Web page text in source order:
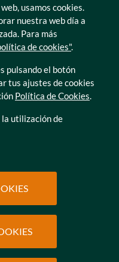
2026
usamos cookies.
nuestra web día a
Para más
de cookies".
pulsando el botón
tus ajustes de cookies
Política de Cookies.
la utilización de